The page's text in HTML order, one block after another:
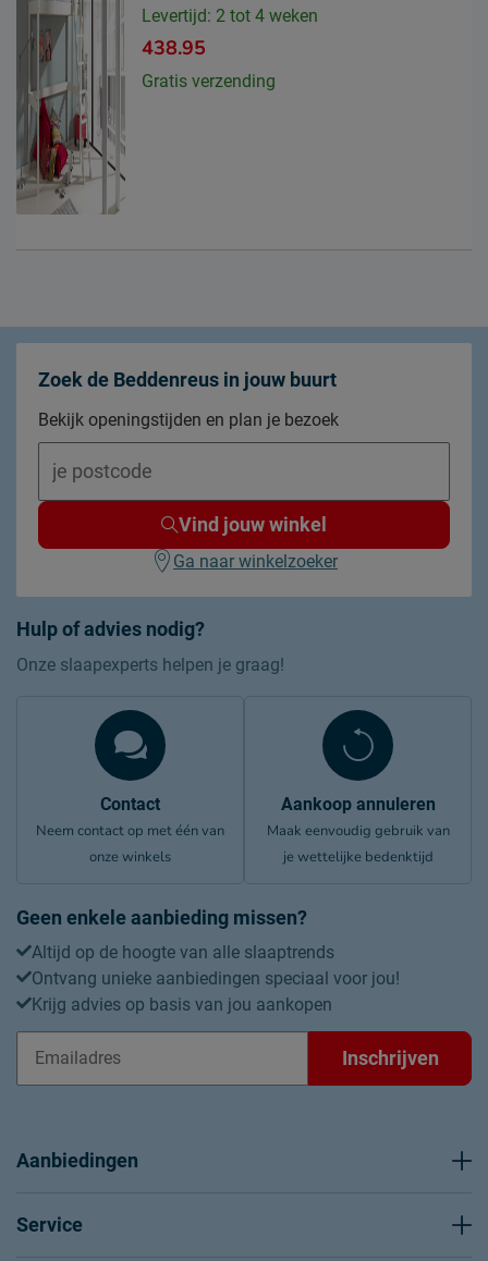
Levertijd: 2 tot 4 weken
438.95
Gratis verzending
Hulp of advies nodig?
Onze slaapexperts helpen je graag!
Contact
Neem contact op met één van
onze winkels
Aankoop annuleren
Maak eenvoudig gebruik van
je wettelijke bedenktijd
Geen enkele aanbieding missen?
Altijd op de hoogte van alle slaaptrends
Ontvang unieke aanbiedingen speciaal voor jou!
Krijg advies op basis van jou aankopen
Inschrijven
Zoek de Beddenreus in jouw buurt
Bekijk openingstijden en plan je bezoek
Vind jouw winkel
Ga naar winkelzoeker
Aanbiedingen
Service